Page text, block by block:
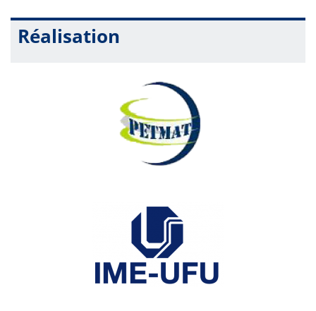
Réalisation